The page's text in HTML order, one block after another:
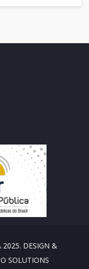
2025. DESIGN &
SOLUTIONS